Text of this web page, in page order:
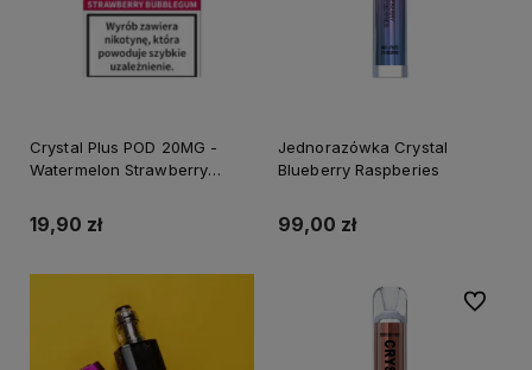
Crystal Plus POD 20MG -
Watermelon Strawberry
19,90 zł
Jednorazówka Crystal
Blueberry Raspberies
99,00 zł
Do